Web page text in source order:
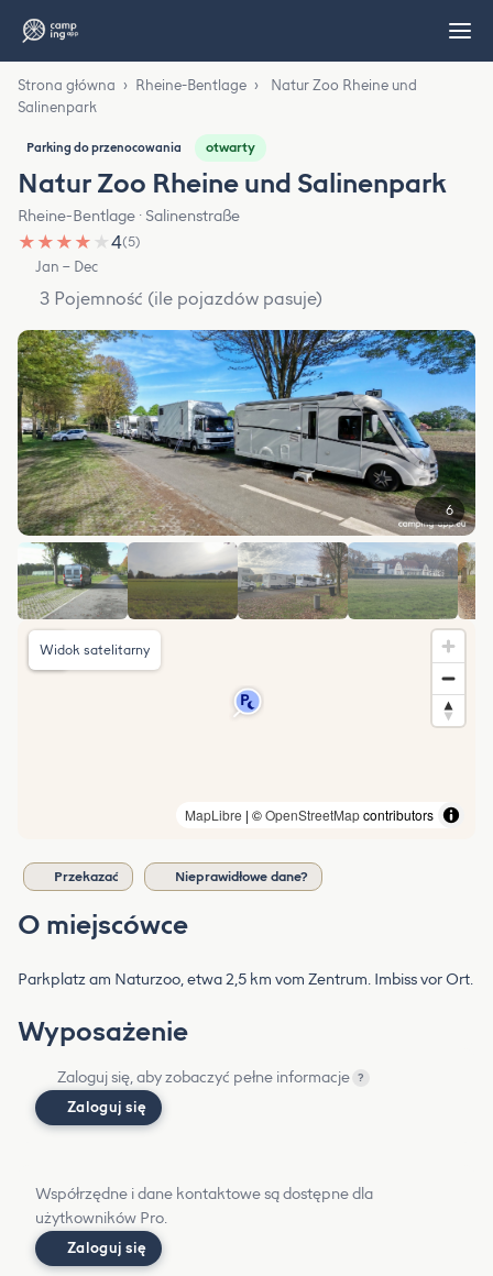
Strona główna › Rheine-Bentlage ›
Natur Zoo Rheine und
Salinenpark
Parking do przenocowania otwarty
Natur Zoo Rheine und Salinenpark
Rheine-Bentlage · Salinenstraße
★ ★ ★ ★ ★4(5)
Jan – Dec
3 Pojemność (ile pojazdów pasuje)
6
MapLibre | ©OpenStreetMapcontributors
Widok satelitarny
Przekazać Nieprawidłowe dane?
O miejscówce
Parkplatz am Naturzoo, etwa 2,5 km vom Zentrum. Imbiss vor Ort.
Wyposażenie
Zaloguj się, aby zobaczyć pełne informacje ?
Zaloguj się
Współrzędne i dane kontaktowe są dostępne dla
użytkowników Pro.
Zaloguj się